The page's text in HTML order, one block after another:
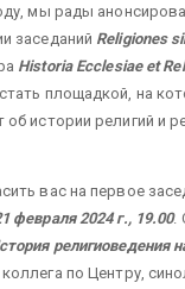
мы рады
заседаний Religiones
Historia Ecclesiae et
площадкой, на
об истории религий и
вас на первое
февраля 2024 г., 19.00.
религиоведения
по Центру,